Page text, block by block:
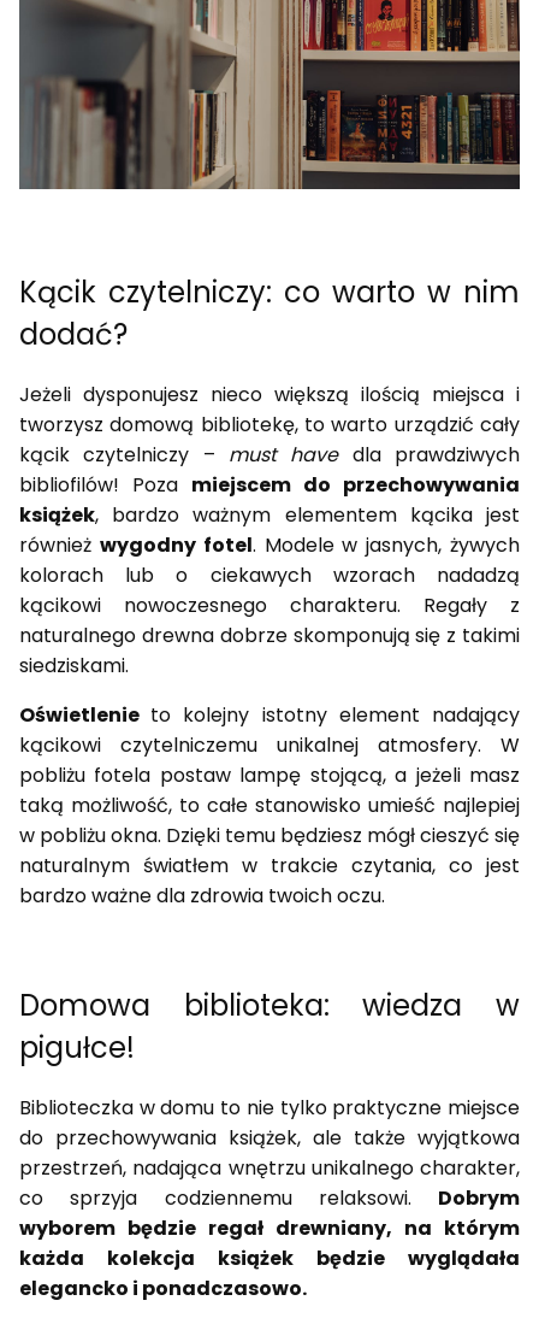
Kącik czytelniczy: co warto w nim
dodać?
Jeżeli dysponujesz nieco większą ilością miejsca i
tworzysz domową bibliotekę, to warto urządzić cały
kącik czytelniczy – must havedla prawdziwych
bibliofilów! Poza miejscem do przechowywania
książek, bardzo ważnym elementem kącika jest
również wygodny fotel. Modele w jasnych, żywych
kolorach lub o ciekawych wzorach nadadzą
kącikowi nowoczesnego charakteru. Regały z
naturalnego drewna dobrze skomponują się z takimi
siedziskami.
Oświetlenie to kolejny istotny element nadający
kącikowi czytelniczemu unikalnej atmosfery. W
pobliżu fotela postaw lampę stojącą, a jeżeli masz
taką możliwość, to całe stanowisko umieść najlepiej
w pobliżu okna. Dzięki temu będziesz mógł cieszyć się
naturalnym światłem w trakcie czytania, co jest
bardzo ważne dla zdrowia twoich oczu.
Domowa biblioteka: wiedza w
pigułce!
Biblioteczka w domu to nie tylko praktyczne miejsce
do przechowywania książek, ale także wyjątkowa
przestrzeń, nadająca wnętrzu unikalnego charakter,
co sprzyja codziennemu relaksowi. Dobrym
wyborem będzie regał drewniany, na którym
każda kolekcja książek będzie wyglądała
elegancko i ponadczasowo.